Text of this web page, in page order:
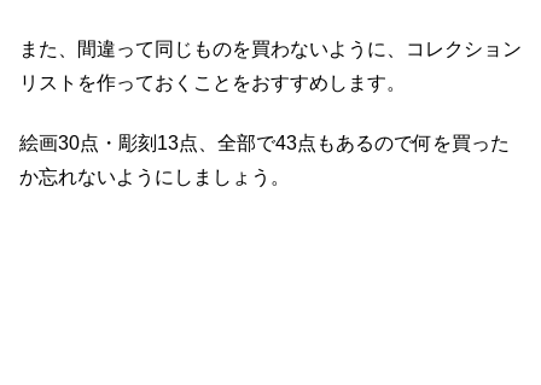
また、間違って同じものを買わないように、コレクション
リストを作っておくことをおすすめします。
絵画30点・彫刻13点、全部で43点もあるので何を買った
か忘れないようにしましょう。